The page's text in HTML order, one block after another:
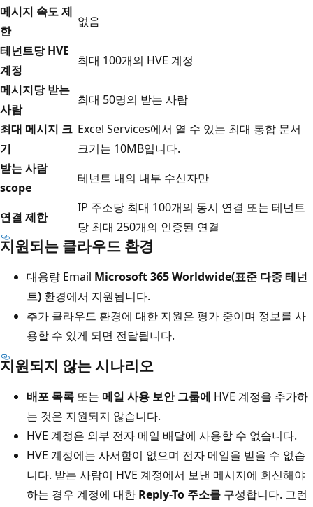
메시지 속도 제
한
없음
테넌트당 HVE
계정
최대 100개의 HVE 계정
메시지당 받는
사람
최대 50명의 받는 사람
최대 메시지 크
기
Excel Services에서 열 수 있는 최대 통합 문서
크기는 10MB입니다.
받는 사람
scope
테넌트 내의 내부 수신자만
연결 제한
IP 주소당 최대 100개의 동시 연결 또는 테넌트
당 최대 250개의 인증된 연결
지원되는 클라우드 환경
대용량 Email Microsoft 365 Worldwide(표준 다중 테넌
트) 환경에서 지원됩니다.
추가 클라우드 환경에 대한 지원은 평가 중이며 정보를 사
용할 수 있게 되면 전달됩니다.
지원되지 않는 시나리오
배포 목록 또는 메일 사용 보안 그룹에 HVE 계정을 추가하
는 것은 지원되지 않습니다.
HVE 계정은 외부 전자 메일 배달에 사용할 수 없습니다.
HVE 계정에는 사서함이 없으며 전자 메일을 받을 수 없습
니다. 받는 사람이 HVE 계정에서 보낸 메시지에 회신해야
하는 경우 계정에 대한 Reply-To 주소를 구성합니다. 그런